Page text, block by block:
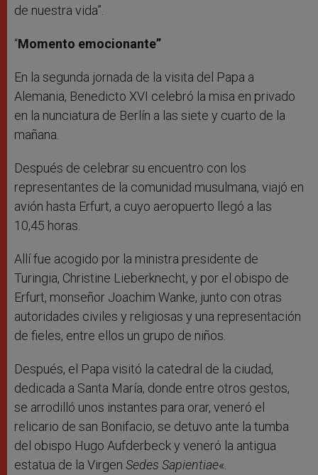
de nuestra vida”.
“Momento emocionante”
En la segunda jornada de la visita del Papa a
Alemania, Benedicto XVI celebró la misa en privado
en la nunciatura de Berlín a las siete y cuarto de la
mañana.
Después de celebrar su encuentro con los
representantes de la comunidad musulmana, viajó en
avión hasta Erfurt, a cuyo aeropuerto llegó a las
10,45 horas.
Allí fue acogido por la ministra presidente de
Turingia, Christine Lieberknecht, y por el obispo de
Erfurt, monseñor Joachim Wanke, junto con otras
autoridades civiles y religiosas y una representación
de fieles, entre ellos un grupo de niños.
Después, el Papa visitó la catedral de la ciudad,
dedicada a Santa María, donde entre otros gestos,
se arrodilló unos instantes para orar, veneró el
relicario de san Bonifacio, se detuvo ante la tumba
del obispo Hugo Aufderbeck y veneró la antigua
estatua de la Virgen Sedes Sapientiae«.